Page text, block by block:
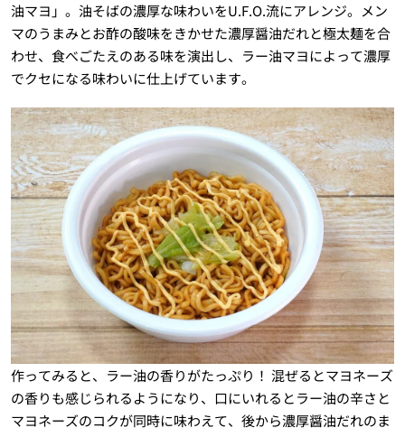
油マヨ」。油そばの濃厚な味わいをU.F.O.流にアレンジ。メン
マのうまみとお酢の酸味をきかせた濃厚醤油だれと極太麺を合
わせ、食べごたえのある味を演出し、ラー油マヨによって濃厚
でクセになる味わいに仕上げています。
作ってみると、ラー油の香りがたっぷり！ 混ぜるとマヨネーズ
の香りも感じられるようになり、口にいれるとラー油の辛さと
マヨネーズのコクが同時に味わえて、後から濃厚醤油だれのま